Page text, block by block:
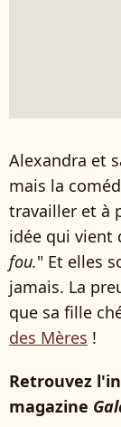
Alexandra et
mais la
travailler et à
idée qui vient
fou." Et elles
jamais. La
que sa fille
des Mères !
Retrouvez
magazine